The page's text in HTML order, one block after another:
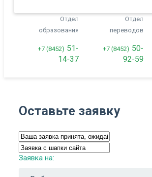
Отдел
образования
+7 (8452) 51-
14-37
Отдел
переводов
+7 (8452) 50-
92-59
Оставьте заявку
Заявка на: